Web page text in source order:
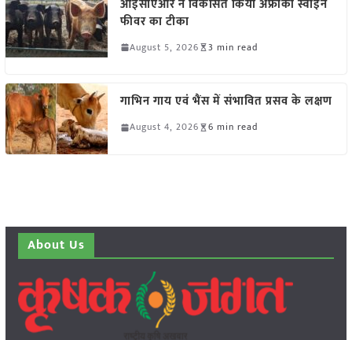
आईसीएआर ने विकसित किया अफ्रीकी स्वाइन
फीवर का टीका
August 5, 2026 3 min read
गाभिन गाय एवं भैंस में संभावित प्रसव के लक्षण
August 4, 2026 6 min read
About Us